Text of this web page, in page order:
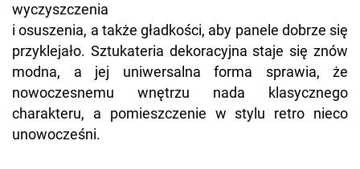
wyczyszczenia
i osuszenia, a także gładkości, aby panele dobrze się
przyklejało. Sztukateria dekoracyjna staje się znów
modna, a jej uniwersalna forma sprawia, że
nowoczesnemu wnętrzu nada klasycznego
charakteru, a pomieszczenie w stylu retro nieco
unowocześni.